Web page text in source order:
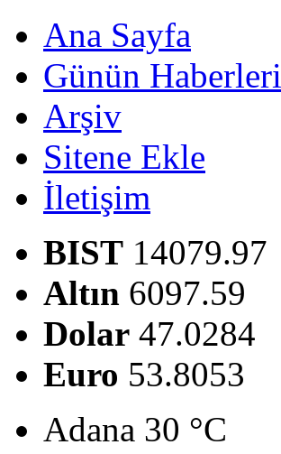
Ana Sayfa
Günün Haberleri
Arşiv
Sitene Ekle
İletişim
BIST 14079.97
Altın 6097.59
Dolar 47.0284
Euro 53.8053
Adana 30 °C